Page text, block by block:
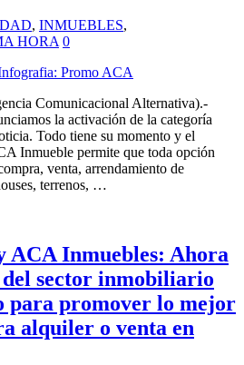
, INMUEBLES,
HORA 0
Comunicacional Alternativa).-
la activación de la categoría
Todo tiene su momento y el
Inmueble permite que toda opción
venta, arrendamiento de
terrenos, …
ACA Inmuebles: Ahora
del sector inmobiliario
para promover lo mejor
alquiler o venta en